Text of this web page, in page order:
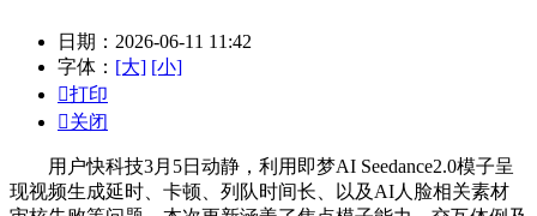
日期：2026-06-11 11:42
字体： [大] [小]
打印
关闭
用户快科技3月5日动静，利用即梦AI Seedance2.0模子呈
现视频生成延时、卡顿、列队时间长、以及AI人脸相关素材